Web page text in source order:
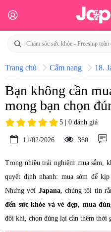
Trang chủ Cẩm nang 18.
Bạn không cần
mong bạn chọn
5 | 0 đánh giá
11/02/2026 360
Trong nhiều trải nghiệm mua sắm,
quyết định nhanh: mua sớm để
Nhưng với Japana, chúng tôi tin
đến sức khỏe và vẻ đẹp, mua
đôi khi, chọn đúng lại cần thêm thời